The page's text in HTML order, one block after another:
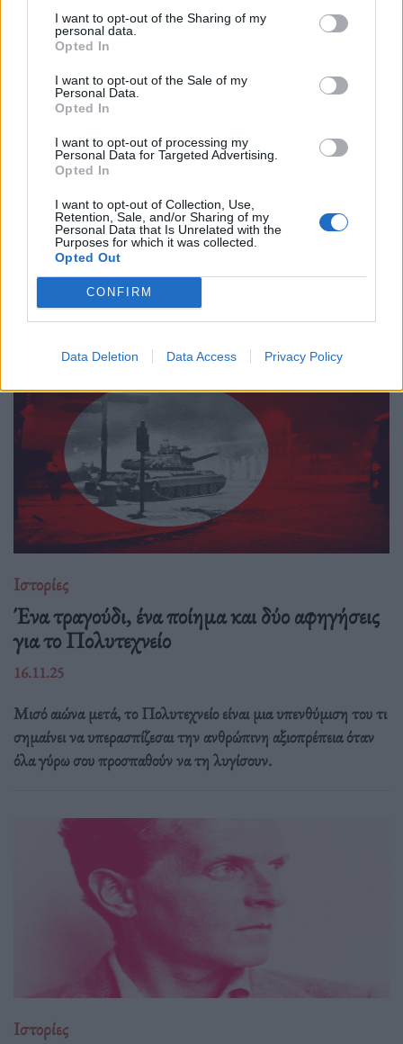
I want to opt-out of the Sharing of my
personal data.
Opted In
I want to opt-out of the Sale of my
Personal Data.
Opted In
I want to opt-out of processing my
Personal Data for Targeted Advertising.
Opted In
I want to opt-out of Collection, Use,
Retention, Sale, and/or Sharing of my
Personal Data that Is Unrelated with the
Purposes for which it was collected.
Opted Out
CONFIRM
Data Deletion Data Access Privacy Policy
Ιστορίες
Ο Αργύρης, τώρα, χαμογελά…
20.11.25
Μια ηχογραφία του Αργύρη Ζήλου.
Ιστορίες
Ένα τραγούδι, ένα ποίημα και δύο αφηγήσεις
για το Πολυτεχνείο
16.11.25
Μισό αιώνα μετά, το Πολυτεχνείο είναι μια υπενθύμιση του τι
σημαίνει να υπερασπίζεσαι την ανθρώπινη αξιοπρέπεια όταν
όλα γύρω σου προσπαθούν να τη λυγίσουν.
Ιστορίες